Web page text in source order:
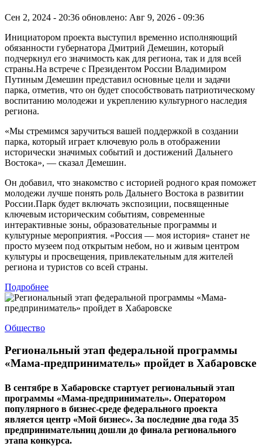
Сен 2, 2024 - 20:36 обновлено: Авг 9, 2026 - 09:36
Инициатором проекта выступил временно исполняющий
обязанности губернатора Дмитрий Демешин, который
подчеркнул его значимость как для региона, так и для всей
страны.На встрече с Президентом России Владимиром
Путиным Демешин представил основные цели и задачи
парка, отметив, что он будет способствовать патриотическому
воспитанию молодежи и укреплению культурного наследия
региона.
«Мы стремимся заручиться вашей поддержкой в создании
парка, который играет ключевую роль в отображении
исторически значимых событий и достижений Дальнего
Востока», — сказал Демешин.
Он добавил, что знакомство с историей родного края поможет
молодежи лучше понять роль Дальнего Востока в развитии
России.Парк будет включать экспозиции, посвященные
ключевым историческим событиям, современные
интерактивные зоны, образовательные программы и
культурные мероприятия. «Россия — моя история» станет не
просто музеем под открытым небом, но и живым центром
культуры и просвещения, привлекательным для жителей
региона и туристов со всей страны.
Подробнее
Общество
Региональный этап федеральной программы
«Мама-предприниматель» пройдет в Хабаровске
В сентябре в Хабаровске стартует региональный этап
программы «Мама-предприниматель». Оператором
популярного в бизнес-среде федерального проекта
является центр «Мой бизнес». За последние два года 35
предпринимательниц дошли до финала регионального
этапа конкурса.